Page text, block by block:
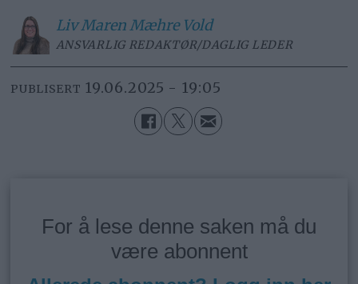
Liv MarenMæhre Vold
ANSVARLIG REDAKTØR/DAGLIG LEDER
PUBLISERT 19.06.2025 - 19:05
For å lese denne saken må du
være abonnent